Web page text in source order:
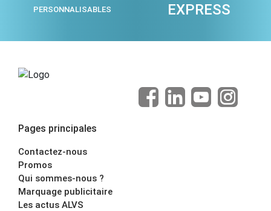
PERSONNALISABLES EXPRESS
Pages principales
Contactez-nous
Promos
Qui sommes-nous ?
Marquage publicitaire
Les actus ALVS